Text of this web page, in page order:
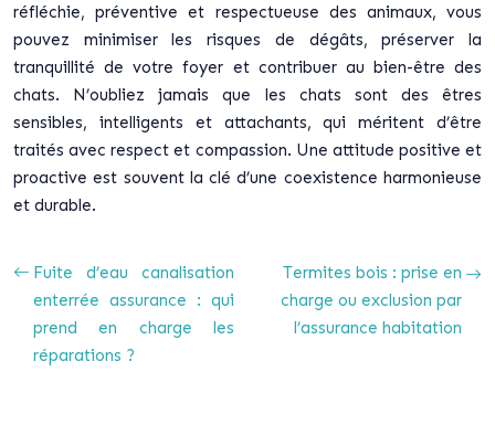
réfléchie, préventive et respectueuse des animaux, vous
pouvez minimiser les risques de dégâts, préserver la
tranquillité de votre foyer et contribuer au bien-être des
chats. N’oubliez jamais que les chats sont des êtres
sensibles, intelligents et attachants, qui méritent d’être
traités avec respect et compassion. Une attitude positive et
proactive est souvent la clé d’une coexistence harmonieuse
et durable.
Fuite d’eau canalisation
enterrée assurance : qui
prend en charge les
réparations ?
Termites bois : prise en
charge ou exclusion par
l’assurance habitation